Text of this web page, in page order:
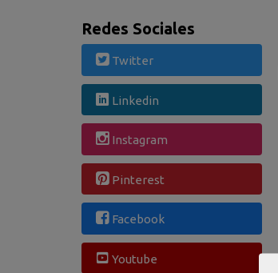
Redes Sociales
Twitter
Linkedin
Instagram
Pinterest
Facebook
Youtube